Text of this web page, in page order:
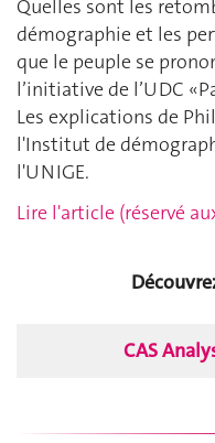
Quelles sont les
démographie et les
que le peuple se
l’initiative de l’UDC
Les explications de
l'Institut de
l'UNIGE.
Lire l'article (réservé
CAS